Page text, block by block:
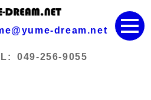
dream.net
049-256-9055